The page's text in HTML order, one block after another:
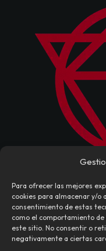
Para ofrecer las mejores
cookies para almacenar y/o
consentimiento de estas
como el comportamiento
este sitio. No consentir o
negativamente a ciertas